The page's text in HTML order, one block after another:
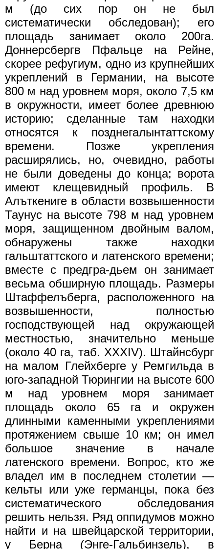
м (до сих пор он не был
систематически обследован); его
площадь занимает около 200га.
Доннерсбергв Пфальце на Рейне,
скорее рефугиум, одно из крупнейших
укреплений в Германии, на высоте
800 м над уровнем моря, около 7,5 км
в окружности, имеет более древнюю
историю; сделанные там находки
относятся к позднегалынтаттскому
времени. Позже укрепления
расширялись, но, очевидно, работы
не были доведены до конца; ворота
имеют клещевидный профиль. В
Алъткениге в области возвышенности
Таунус на высоте 798 м над уровнем
моря, защищенном двойным валом,
обнаружены также находки
гальштаттского и латенского времени;
вместе с предгра-дьем он занимает
весьма обширную площадь. Размеры
Штаффелъберга, расположенного на
возвышенности, полностью
господствующей над окружающей
местностью, значительно меньше
(около 40 га, таб. XXXIV). Штайнсбург
на малом Глейхберге у Ремгильда в
юго-западной Тюрингии на высоте 600
м над уровнем моря занимает
площадь около 65 га и окружен
длинными каменными укреплениями
протяжением свыше 10 км; он имел
большое значение в начале
латенского времени. Вопрос, кто же
владел им в последнем столетии —
кельты или уже германцы, пока без
систематического обследования
решить нельзя. Ряд оппидумов можно
найти и на швейцарской территории,
у Берна (Энге-Гальбинзель), в